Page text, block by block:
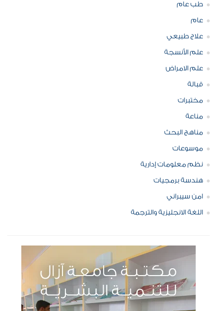
طب عام
عام
علاج طبيعي
علم الأنسجة
علم الامراض
قبالة
مختبرات
مناعة
مناهج البحث
موسوعات
نظم معلومات إدارية
هندسة برمجيات
امن سيبراني
اللغة الانجليزية والترجمة